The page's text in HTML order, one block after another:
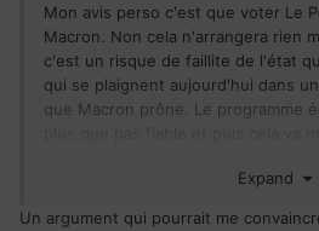
Mon avis perso c'est que voter Le
Macron. Non cela n'arrangera rien
c'est un risque de faillite de l'état
qui se plaignent aujourd'hui dans
que Macron prône. Le programme
Expand
Un argument qui pourrait me